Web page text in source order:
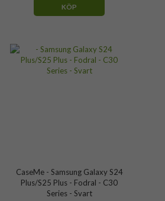
KÖP
CaseMe - Samsung Galaxy S24
Plus/S25 Plus - Fodral - C30
Series - Svart